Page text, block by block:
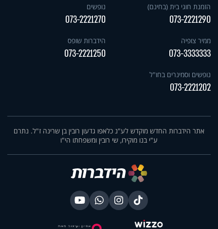
הזמנת חוגי בית (בחינם)
073-2221290
נופשים
073-2221270
ממיר צופיה
073-3333333
הידברות שופס
073-2221250
נופשים וסמינרים בחו"ל
073-2221202
אתר הידברות החדש מוקדש לע"נ כלאפו גדעון רובין בן שרינה ז"ל. נתרם
ע"י בנו מוקירו, שי רובין ומשפחתו הי"ו